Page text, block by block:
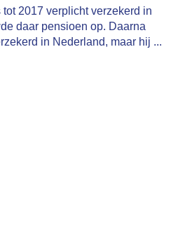
2017 verplicht verzekerd in
daar pensioen op. Daarna
in Nederland, maar hij